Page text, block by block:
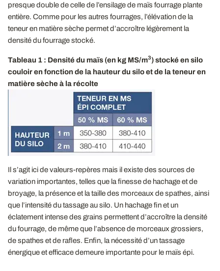
presque double de celle de l’ensilage de maïs fourrage plante
entière. Comme pour les autres fourrages, l’élévation de la
teneur en matière sèche permet d’accroître légèrement la
densité du fourrage stocké.
Tableau 1 : Densité du maïs (en kg MS/m3) stocké en silo
couloir en fonction de la hauteur du silo et de la teneur en
matière sèche à la récolte
Il s’agit ici de valeurs-repères mais il existe des sources de
variation importantes, telles que la finesse de hachage et de
broyage, la présence et la taille des morceaux de spathes, ainsi
que l’intensité du tassage au silo. Un hachage fin et un
éclatement intense des grains permettent d’accroître la densité
du fourrage, de même que l’absence de morceaux grossiers,
de spathes et de rafles. Enfin, la nécessité d’un tassage
énergique et efficace demeure importante pour le maïs épi.